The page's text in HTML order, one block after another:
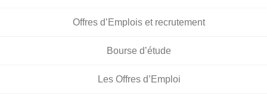
Offres d’Emplois et recrutement
Bourse d’étude
Les Offres d’Emploi